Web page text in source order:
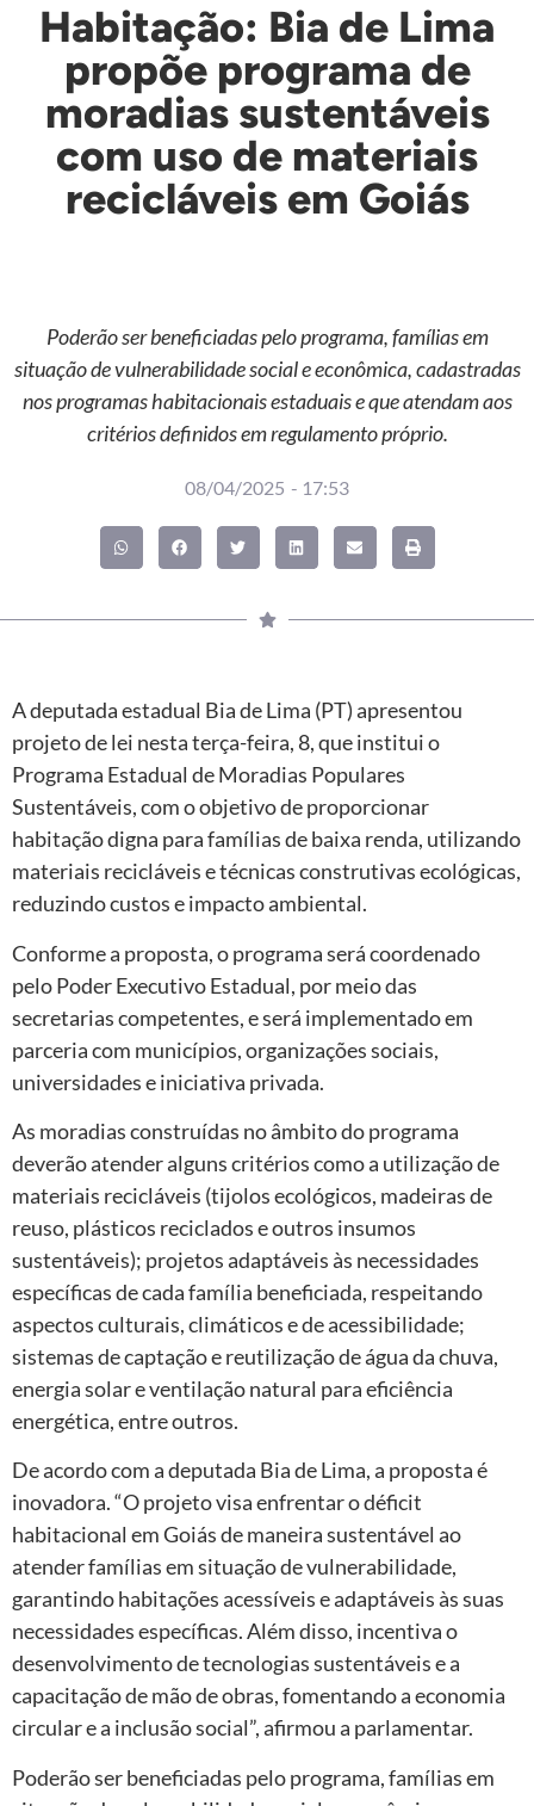
Habitação: Bia de Lima
propõe programa de
moradias sustentáveis
com uso de materiais
recicláveis em Goiás
Poderão ser beneficiadas pelo programa, famílias em
situação de vulnerabilidade social e econômica, cadastradas
nos programas habitacionais estaduais e que atendam aos
critérios definidos em regulamento próprio.
08/04/2025 - 17:53
A deputada estadual Bia de Lima (PT) apresentou
projeto de lei nesta terça-feira, 8, que institui o
Programa Estadual de Moradias Populares
Sustentáveis, com o objetivo de proporcionar
habitação digna para famílias de baixa renda, utilizando
materiais recicláveis e técnicas construtivas ecológicas,
reduzindo custos e impacto ambiental.
Conforme a proposta, o programa será coordenado
pelo Poder Executivo Estadual, por meio das
secretarias competentes, e será implementado em
parceria com municípios, organizações sociais,
universidades e iniciativa privada.
As moradias construídas no âmbito do programa
deverão atender alguns critérios como a utilização de
materiais recicláveis (tijolos ecológicos, madeiras de
reuso, plásticos reciclados e outros insumos
sustentáveis); projetos adaptáveis às necessidades
específicas de cada família beneficiada, respeitando
aspectos culturais, climáticos e de acessibilidade;
sistemas de captação e reutilização de água da chuva,
energia solar e ventilação natural para eficiência
energética, entre outros.
De acordo com a deputada Bia de Lima, a proposta é
inovadora. “O projeto visa enfrentar o déficit
habitacional em Goiás de maneira sustentável ao
atender famílias em situação de vulnerabilidade,
garantindo habitações acessíveis e adaptáveis às suas
necessidades específicas. Além disso, incentiva o
desenvolvimento de tecnologias sustentáveis e a
capacitação de mão de obras, fomentando a economia
circular e a inclusão social”, afirmou a parlamentar.
Poderão ser beneficiadas pelo programa, famílias em